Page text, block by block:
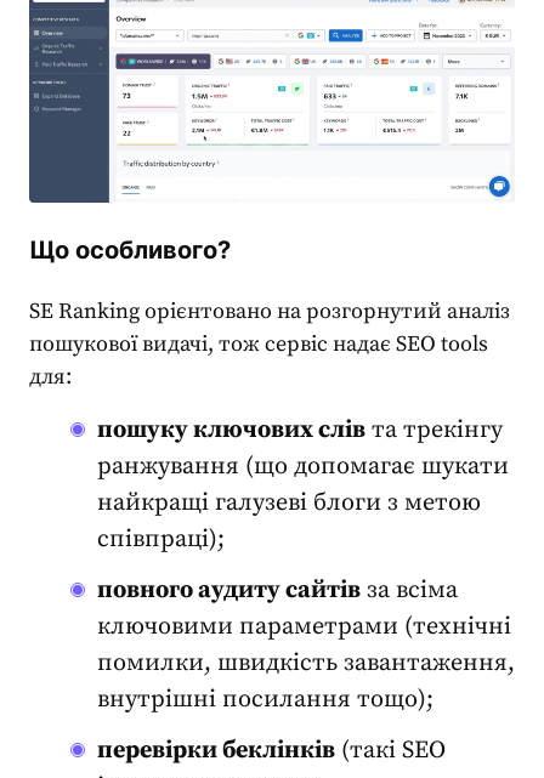
Що особливого?
SE Ranking орієнтовано на розгорнутий аналіз
пошукової видачі, тож сервіс надає SEO tools
для:
пошуку ключових слів та трекінгу
ранжування (що допомагає шукати
найкращі галузеві блоги з метою
співпраці);
повного аудиту сайтів за всіма
ключовими параметрами (технічні
помилки, швидкість завантаження,
внутрішні посилання тощо);
перевірки беклінків (такі SEO